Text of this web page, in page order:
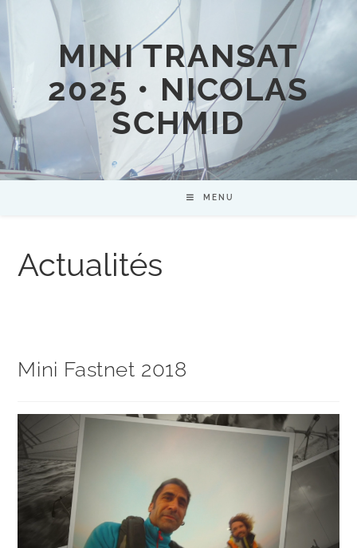
MINI TRANSAT
2025 • NICOLAS
SCHMID
MENU
Actualités
Mini Fastnet 2018